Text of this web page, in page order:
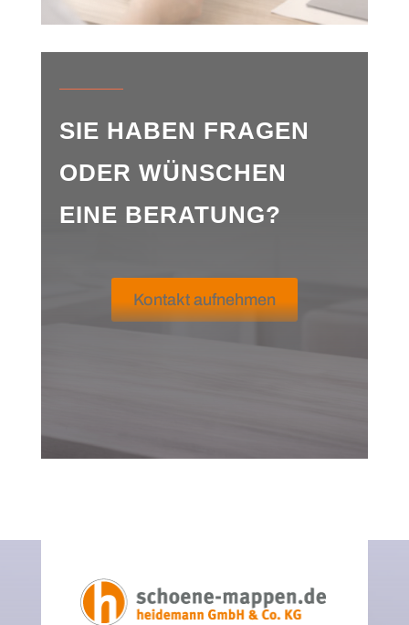
SIE HABEN FRAGEN
ODER WÜNSCHEN
EINE BERATUNG?
Kontakt aufnehmen